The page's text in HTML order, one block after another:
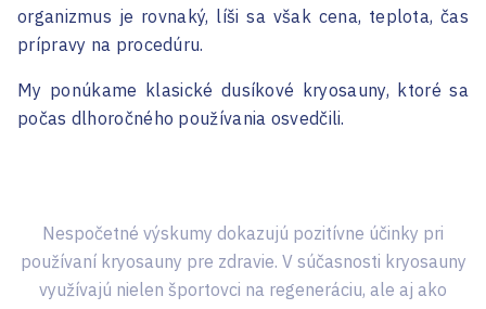
organizmus je rovnaký, líši sa však cena, teplota, čas
prípravy na procedúru.
My ponúkame klasické dusíkové kryosauny, ktoré sa
počas dlhoročného používania osvedčili.
Nespočetné výskumy dokazujú pozitívne účinky pri
používaní kryosauny pre zdravie. V súčasnosti kryosauny
využívajú nielen športovci na regeneráciu, ale aj ako